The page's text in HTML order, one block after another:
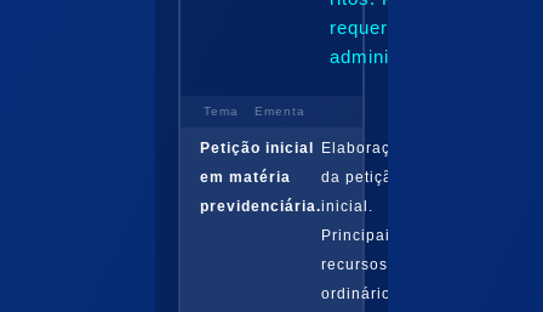
requerimento
administrativo...
Tema Ementa
Petição inicial
em matéria
previdenciária.
Elaboração
da petição
inicial.
Principais
recursos
ordinários.